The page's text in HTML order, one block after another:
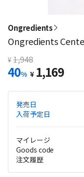
Ongredients
Ongredients
¥ 1,948
40% ¥ 1,169
発売日
入荷予定日
マイレージ
Goods code
注文履歴